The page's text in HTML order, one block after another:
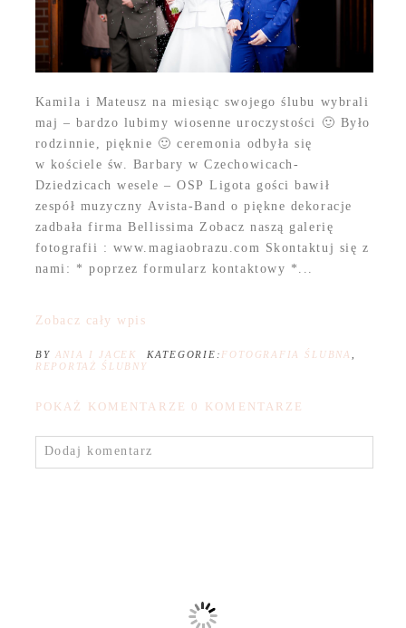
Kamila i Mateusz na miesiąc swojego ślubu wybrali
maj – bardzo lubimy wiosenne uroczystości 🙂 Było
rodzinnie, pięknie 🙂 ceremonia odbyła się
w kościele św. Barbary w Czechowicach-
Dziedzicach wesele – OSP Ligota gości bawił
zespół muzyczny Avista-Band o piękne dekoracje
zadbała firma Bellissima Zobacz naszą galerię
fotografii : www.magiaobrazu.com Skontaktuj się z
nami: * poprzez formularz kontaktowy *...
Zobacz cały wpis
BY ANIA I JACEK KATEGORIE: FOTOGRAFIA ŚLUBNA
REPORTAŻ ŚLUBNY
POKAŻ KOMENTARZE 0 KOMENTARZE
Dodaj komentarz